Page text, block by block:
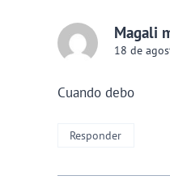
Magali
18 de
Cuando debo
Responder